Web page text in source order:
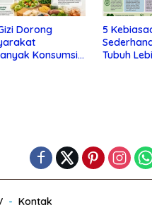
Dorong
Konsumsi
5
Tubuh
Kontak